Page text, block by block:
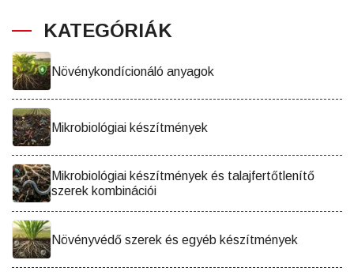
KATEGÓRIÁK
Növénykondícionáló anyagok
Mikrobiológiai készítmények
Mikrobiológiai készítmények és talajfertőtlenítő
szerek kombinációi
Növényvédő szerek és egyéb készítmények